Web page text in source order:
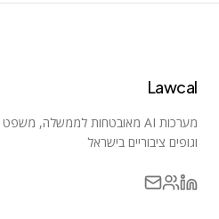
Lawcal
מערכות AI מאובטחות לממשלה, משפט
וגופים ציבוריים בישראל